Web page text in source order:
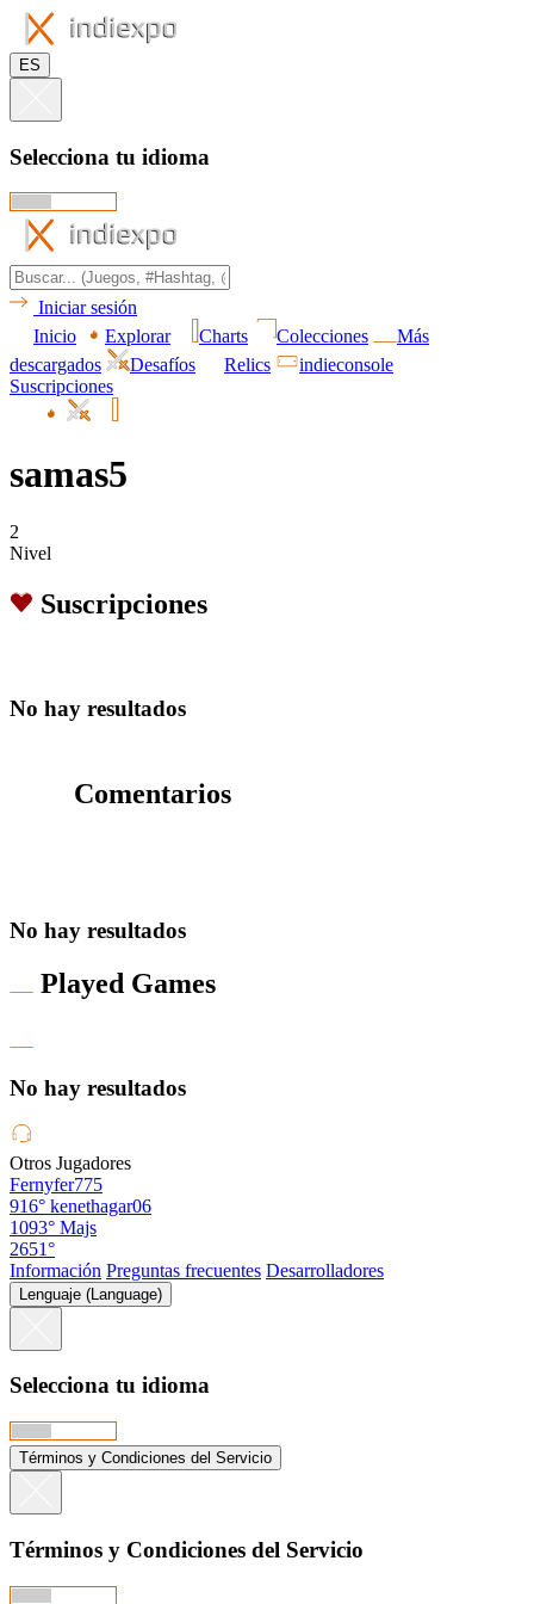
ES
Selecciona tu idioma
Iniciar sesión
Inicio
Explorar Charts Colecciones
Más
descargados
Desafíos Relics
indieconsole
Suscripciones
samas5
2
Nivel
Suscripciones
No hay resultados
Comentarios
No hay resultados
Played Games
No hay resultados
Otros Jugadores
Fernyfer775
916° kenethagar06
1093° Majs
2651°
Información Preguntas frecuentes Desarrolladores
Lenguaje (Language)
Selecciona tu idioma
Términos y Condiciones del Servicio
Términos y Condiciones del Servicio